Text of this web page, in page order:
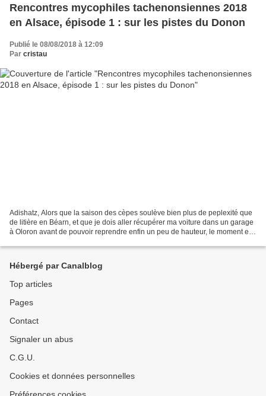
Rencontres mycophiles tachenonsiennes 2018
en Alsace, épisode 1 : sur les pistes du Donon
Publié le 08/08/2018 à 12:09
Par cristau
Adishatz, Alors que la saison des cèpes soulève bien plus de peplexité que
de litière en Béarn, et que je dois aller récupérer ma voiture dans un garage
à Oloron avant de pouvoir reprendre enfin un peu de hauteur, le moment est
Hébergé par Canalblog
Top articles
Pages
Contact
Signaler un abus
C.G.U.
Cookies et données personnelles